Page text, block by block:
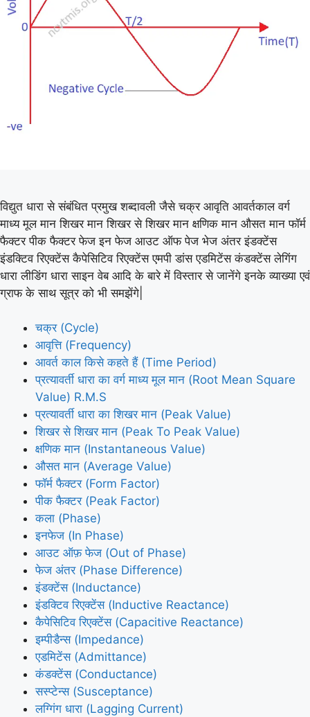
विद्युत धारा से संबंधित प्रमुख शब्दावली जैसे चक्र आवृति आवर्तकाल वर्ग
माध्य मूल मान शिखर मान शिखर से शिखर मान क्षणिक मान औसत मान फॉर्म
फैक्टर पीक फैक्टर फेज इन फेज आउट ऑफ पेज भेज अंतर इंडक्टेंस
इंडक्टिव रिएक्टेंस कैपेसिटिव रिएक्टेंस एमपी डांस एडमिटेंस कंडक्टेंस लेगिंग
धारा लीडिंग धारा साइन वेब आदि के बारे में विस्तार से जानेंगे इनके व्याख्या एवं
ग्राफ के साथ सूत्र को भी समझेंगे|
चक्र (Cycle)
आवृत्ति (Frequency)
आवर्त काल किसे कहते हैं (Time Period)
प्रत्यावर्ती धारा का वर्ग माध्य मूल मान (Root Mean Square
Value) R.M.S
प्रत्यावर्ती धारा का शिखर मान (Peak Value)
शिखर से शिखर मान (Peak To Peak Value)
क्षणिक मान (Instantaneous Value)
औसत मान (Average Value)
फॉर्म फैक्टर (Form Factor)
पीक फैक्टर (Peak Factor)
कला (Phase)
इनफेज (In Phase)
आउट ऑफ़ फेज (Out of Phase)
फेज अंतर (Phase Difference)
इंडक्टेंस (Inductance)
इंडक्टिव रिएक्टेंस (Inductive Reactance)
कैपेसिटिव रिएक्टेंस (Capacitive Reactance)
इम्पीडैन्स (Impedance)
एडमिटेंस (Admittance)
कंडक्टेंस (Conductance)
सस्प्टेन्स (Susceptance)
लग्गिंग धारा (Lagging Current)